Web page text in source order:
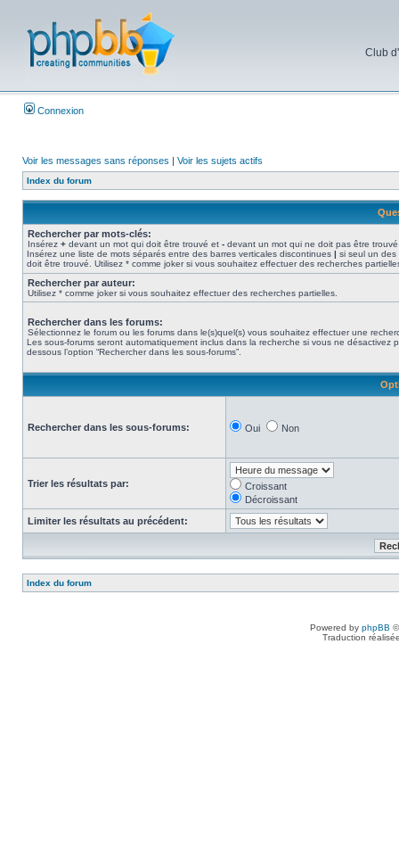
Club
Connexion
Voir les messages sans réponses | Voir les sujets actifs
Index du forum
Rechercher par mots-clés:
Insérez + devant un mot qui doit être trouvé et - devant un mot qui ne doit pas être
Insérez une liste de mots séparés entre des barres verticales discontinues | si seul un des
doit être trouvé. Utilisez * comme joker si vous souhaitez effectuer des recherches
Rechercher par auteur:
Utilisez * comme joker si vous souhaitez effectuer des recherches partielles.
Rechercher dans les forums:
Sélectionnez le forum ou les forums dans le(s)quel(s) vous souhaitez effectuer une
Les sous-forums seront automatiquement inclus dans la recherche si vous ne désactivez
dessous l’option “Rechercher dans les sous-forums”.
Rechercher dans les sous-forums: Oui Non
Trier les résultats par:
Croissant
Décroissant
Limiter les résultats au précédent:
Index du forum
Powered by phpBB
Traduction